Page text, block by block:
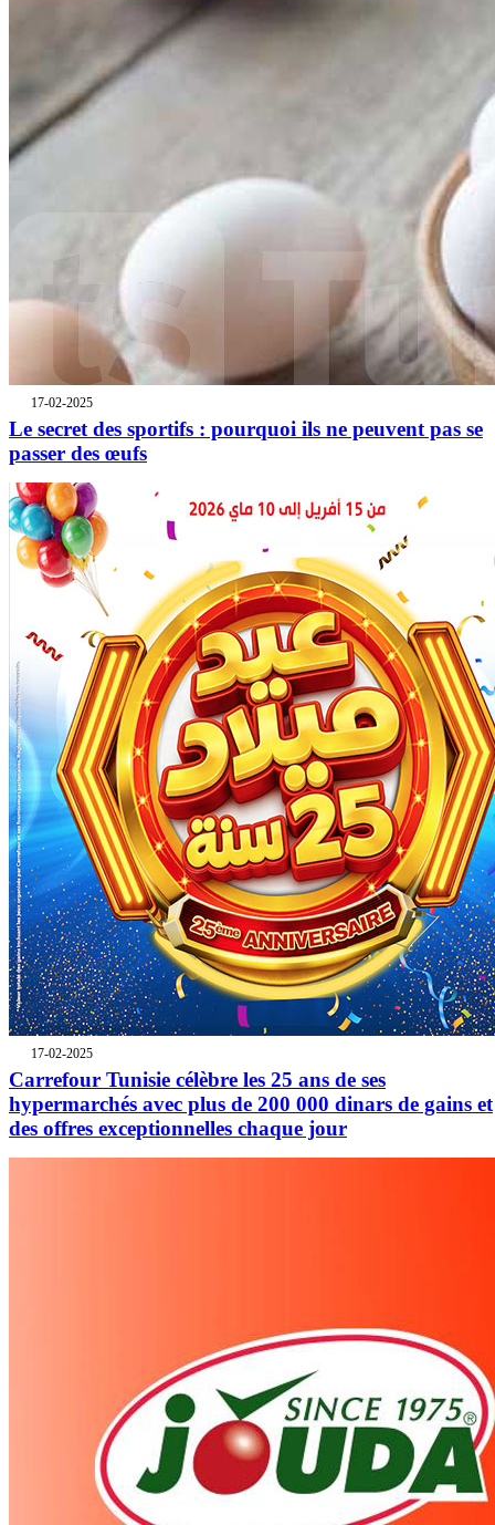
17-02-2025
Le secret des sportifs : pourquoi ils ne peuvent pas se
passer des œufs
17-02-2025
Carrefour Tunisie célèbre les 25 ans de ses
hypermarchés avec plus de 200 000 dinars de gains et
des offres exceptionnelles chaque jour